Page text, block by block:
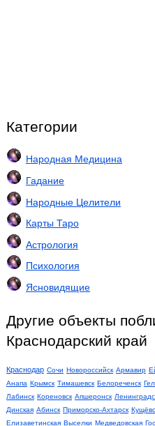
Категории
Народная Медицина
Гадание
Народные Целители
Карты Таро
Астрология
Психология
Ясновидящие
Другие объекты
Краснодарский край
Краснодар Сочи Новороссийск Армавир
Анапа Крымск Тимашевск Белореченск
Лабинск Кореновск Апшеронск
Динская Абинск Приморско-Ахтарск
Елизаветинская Выселки Медведовская